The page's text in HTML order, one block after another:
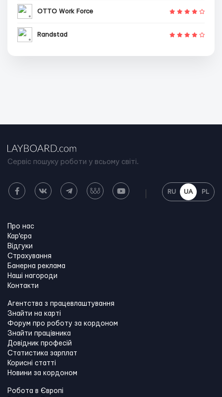
OTTO Work Force
Randstad
Сервіс пошуку роботи у всьому світі.
RU UA PL
Про нас
Кар'єра
Відгуки
Страхування
Банерна реклама
Наші нагороди
Контакти
Агентства з працевлаштування
Знайти на карті
Форум про роботу за кордоном
Знайти працівника
Довідник професій
Статистика зарплат
Корисні статті
Новини за кордоном
Робота в Європі